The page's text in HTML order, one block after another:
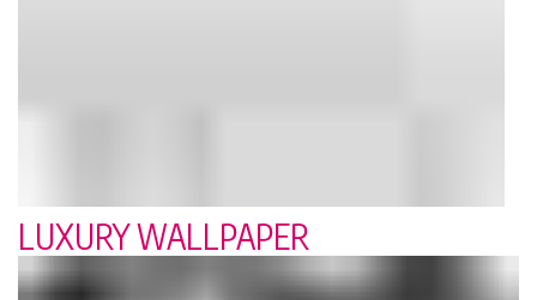
LUXURY WALLPAPER